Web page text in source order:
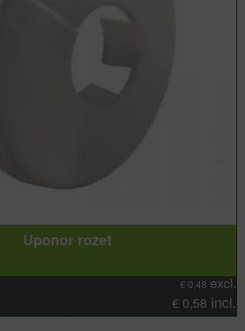
Uponor rozet
€ 0,48 excl.
€ 0,58 incl.